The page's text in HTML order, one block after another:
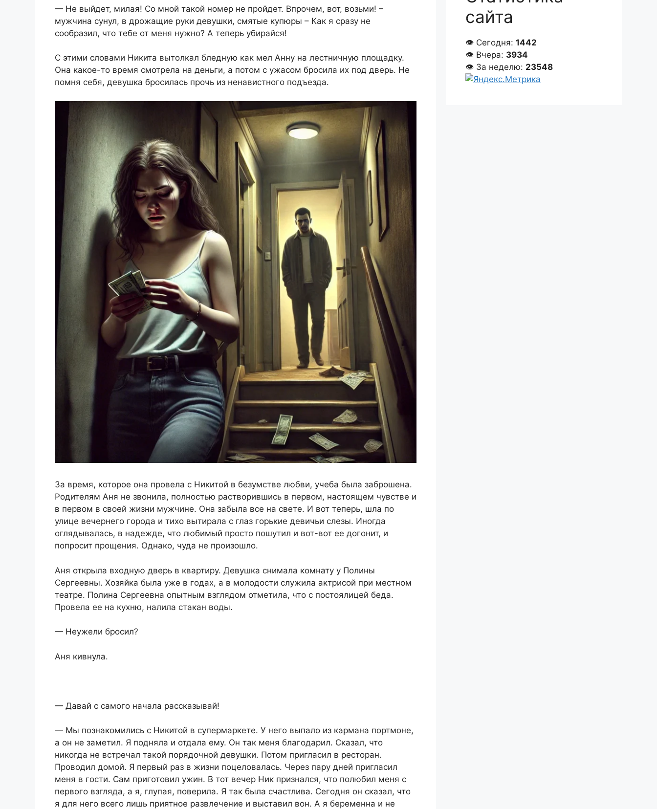
— Не выйдет, милая! Со мной такой номер не пройдет. Впрочем, вот, возьми! –
мужчина сунул, в дрожащие руки девушки, смятые купюры – Как я сразу не
сообразил, что тебе от меня нужно? А теперь убирайся!
С этими словами Никита вытолкал бледную как мел Анну на лестничную площадку.
Она какое-то время смотрела на деньги, а потом с ужасом бросила их под дверь. Не
помня себя, девушка бросилась прочь из ненавистного подъезда.
За время, которое она провела с Никитой в безумстве любви, учеба была заброшена.
Родителям Аня не звонила, полностью растворившись в первом, настоящем чувстве и
в первом в своей жизни мужчине. Она забыла все на свете. И вот теперь, шла по
улице вечернего города и тихо вытирала с глаз горькие девичьи слезы. Иногда
оглядывалась, в надежде, что любимый просто пошутил и вот-вот ее догонит, и
попросит прощения. Однако, чуда не произошло.
Аня открыла входную дверь в квартиру. Девушка снимала комнату у Полины
Сергеевны. Хозяйка была уже в годах, а в молодости служила актрисой при местном
театре. Полина Сергеевна опытным взглядом отметила, что с постоялицей беда.
Провела ее на кухню, налила стакан воды.
— Неужели бросил?
Аня кивнула.
— Давай с самого начала рассказывай!
— Мы познакомились с Никитой в супермаркете. У него выпало из кармана портмоне,
а он не заметил. Я подняла и отдала ему. Он так меня благодарил. Сказал, что
никогда не встречал такой порядочной девушки. Потом пригласил в ресторан.
Проводил домой. Я первый раз в жизни поцеловалась. Через пару дней пригласил
меня в гости. Сам приготовил ужин. В тот вечер Ник признался, что полюбил меня с
первого взгляда, а я, глупая, поверила. Я так была счастлива. Сегодня он сказал, что
я для него всего лишь приятное развлечение и выставил вон. А я беременна и не
сайта
👁 Сегодня: 1442
👁 Вчера: 3934
👁 За неделю: 23548